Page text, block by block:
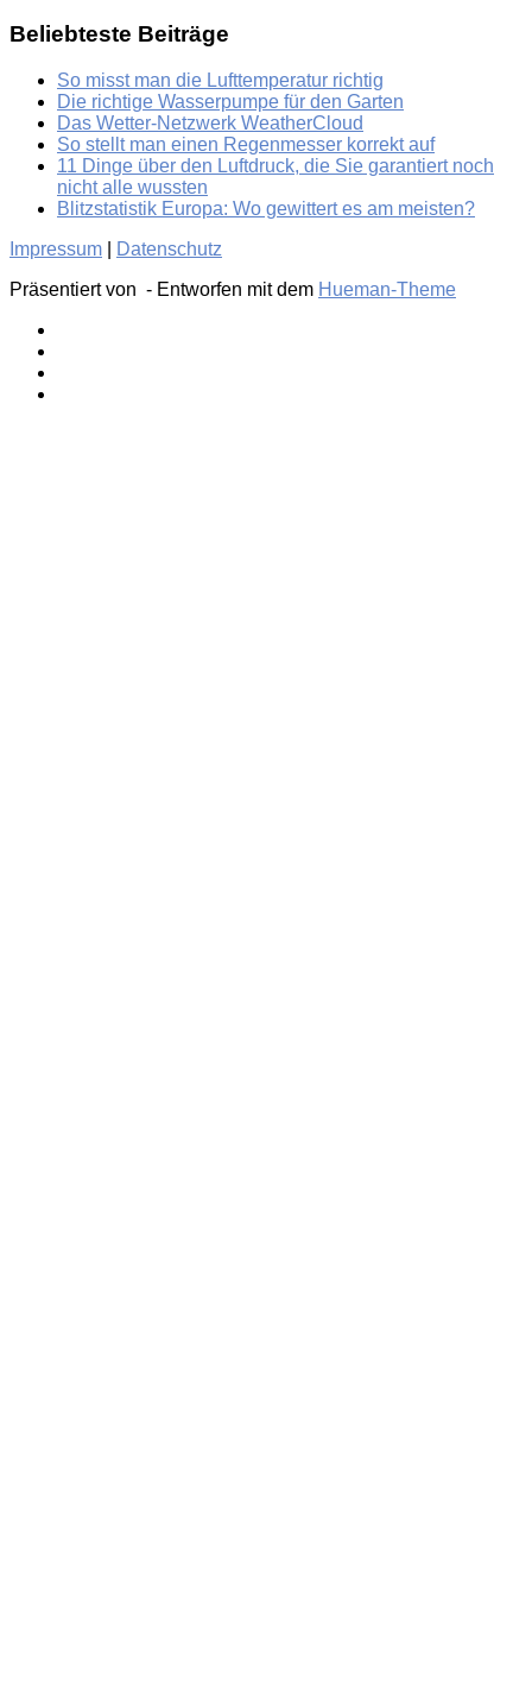
Beliebteste Beiträge
So misst man die Lufttemperatur richtig
Die richtige Wasserpumpe für den Garten
Das Wetter-Netzwerk WeatherCloud
So stellt man einen Regenmesser korrekt auf
11 Dinge über den Luftdruck, die Sie garantiert noch
nicht alle wussten
Blitzstatistik Europa: Wo gewittert es am meisten?
Impressum
Datenschutz
Präsentiert von - Entworfen mit dem Hueman-Theme